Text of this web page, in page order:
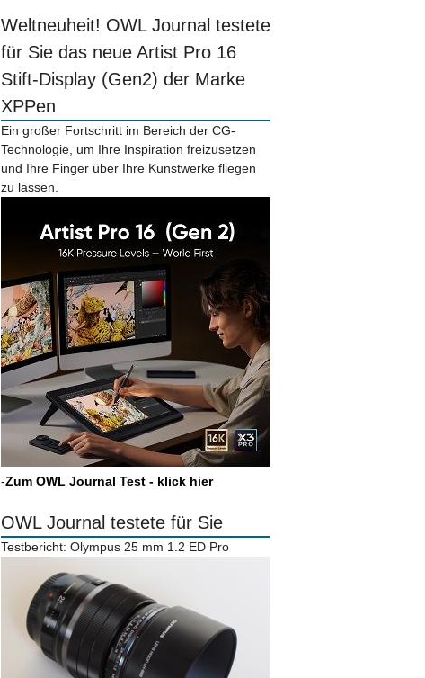
Weltneuheit! OWL Journal testete
für Sie das neue Artist Pro 16
Stift-Display (Gen2) der Marke
XPPen
Ein großer Fortschritt im Bereich der CG-
Technologie, um Ihre Inspiration freizusetzen
und Ihre Finger über Ihre Kunstwerke fliegen
zu lassen.
-Zum OWL Journal Test - klick hier
OWL Journal testete für Sie
Testbericht: Olympus 25 mm 1.2 ED Pro